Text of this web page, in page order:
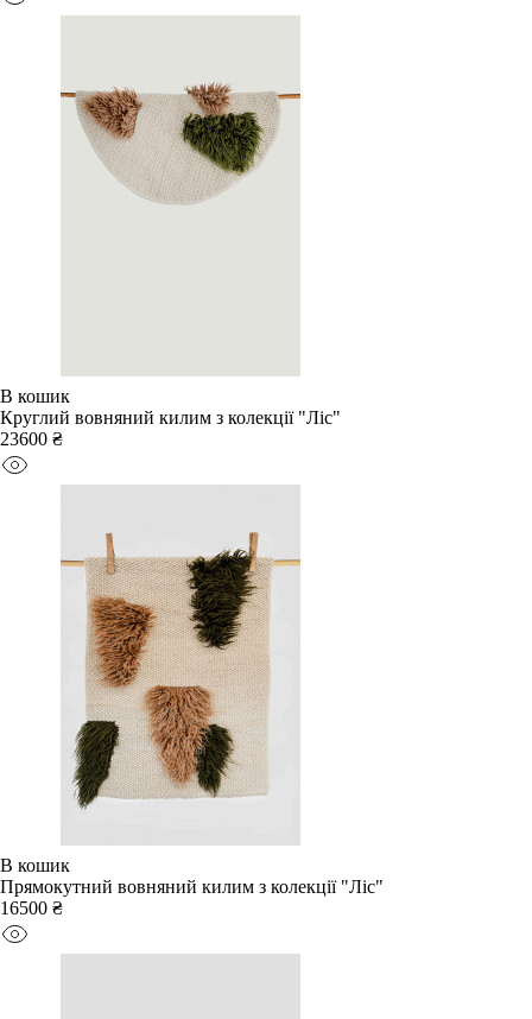
В кошик
Круглий вовняний килим з колекції "Ліс"
23600 ₴
В кошик
Прямокутний вовняний килим з колекції "Ліс"
16500 ₴